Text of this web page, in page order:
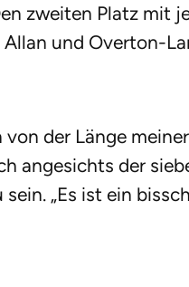
zweiten Platz mit
und Overton-
der Länge
angesichts der
„Es ist ein